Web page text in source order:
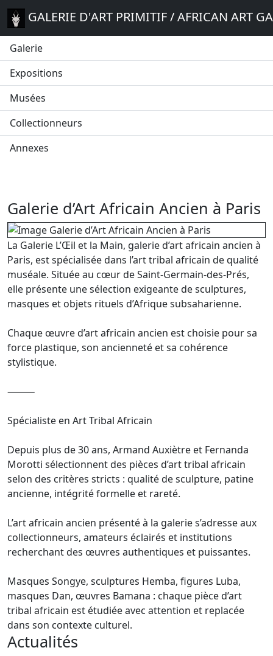
GALERIE D'ART PRIMITIF / AFRICAN ART
Galerie
Expositions
Musées
Collectionneurs
Annexes
Galerie d’Art Africain Ancien à Paris
La Galerie L’Œil et la Main, galerie d’art africain ancien à
Paris, est spécialisée dans l’art tribal africain de qualité
muséale. Située au cœur de Saint-Germain-des-Prés,
elle présente une sélection exigeante de sculptures,
masques et objets rituels d’Afrique subsaharienne.
Chaque œuvre d’art africain ancien est choisie pour sa
force plastique, son ancienneté et sa cohérence
stylistique.
⸻
Spécialiste en Art Tribal Africain
Depuis plus de 30 ans, Armand Auxiètre et Fernanda
Morotti sélectionnent des pièces d’art tribal africain
selon des critères stricts : qualité de sculpture, patine
ancienne, intégrité formelle et rareté.
L’art africain ancien présenté à la galerie s’adresse aux
collectionneurs, amateurs éclairés et institutions
recherchant des œuvres authentiques et puissantes.
Masques Songye, sculptures Hemba, figures Luba,
masques Dan, œuvres Bamana : chaque pièce d’art
tribal africain est étudiée avec attention et replacée
dans son contexte culturel.
Actualités